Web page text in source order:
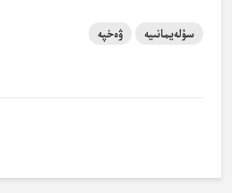
سۇلەيمانىيە ۋەخپە